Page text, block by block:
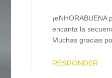
¡eNHORABUENA
encanta la
Muchas gracias
RESPONDER